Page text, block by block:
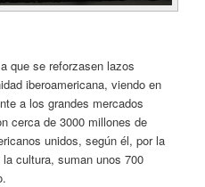
que se reforzasen lazos
iberoamericana, viendo en
a los grandes mercados
cerca de 3000 millones de
unidos, según él, por la
cultura, suman unos 700